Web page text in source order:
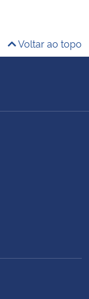
Voltar ao topo